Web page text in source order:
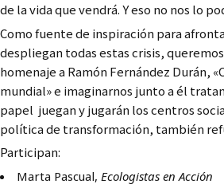
de la vida que vendrá. Y eso no nos lo
Como fuente de inspiración para
despliegan todas estas crisis,
homenaje a Ramón Fernández Durán,
mundial» e imaginarnos junto a él
papel juegan y jugarán los centros
política de transformación, también
Participan:
Marta Pascual, Ecologistas en Acción